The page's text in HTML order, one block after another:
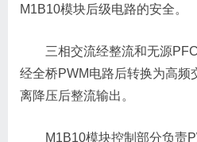
M1B10模块后级电路的安全。
三相交流经整流和无源
经全桥PWM电路后转换为高频
离降压后整流输出。
M1B10模块控制部分负责